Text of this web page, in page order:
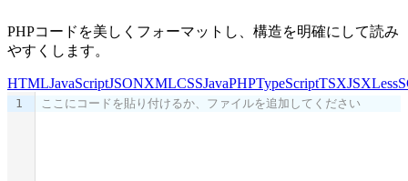
PHPコードを美しくフォーマットし、構造を明確にして読み
やすくします。
HTMLJavaScriptJSONXMLCSSJavaPHPTypeScriptTSXJSXLess
1 ここにコードを貼り付けるか、ファイルを追加してください